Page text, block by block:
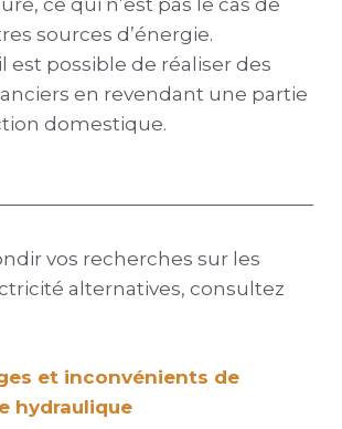
ce qui n’est pas le cas de
sources d’énergie.
est possible de réaliser des
en revendant une partie
domestique.
vos recherches sur les
alternatives, consultez
et inconvénients de
hydraulique